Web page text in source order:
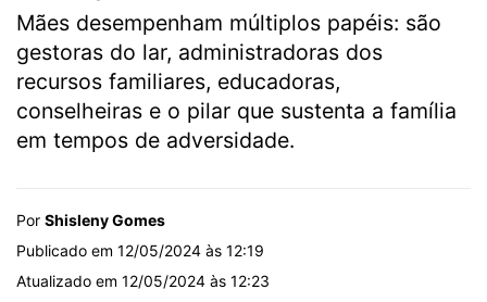
Mães desempenham múltiplos papéis: são
gestoras do lar, administradoras dos
recursos familiares, educadoras,
conselheiras e o pilar que sustenta a família
em tempos de adversidade.
Por Shisleny Gomes
Publicado em 12/05/2024 às 12:19
Atualizado em 12/05/2024 às 12:23